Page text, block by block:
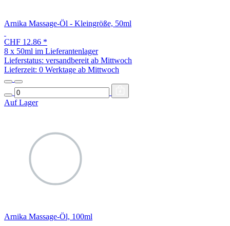
Arnika Massage-Öl - Kleingröße, 50ml
CHF 12.86 *
8 x 50ml im Lieferantenlager
Lieferstatus: versandbereit ab Mittwoch
Lieferzeit: 0 Werktage ab Mittwoch
Auf Lager
Arnika Massage-Öl, 100ml